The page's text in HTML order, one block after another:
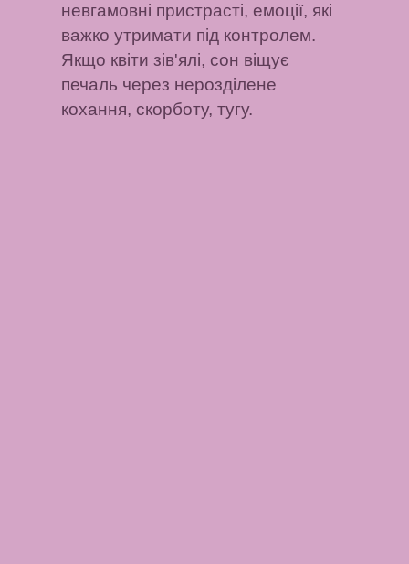
невгамовні пристрасті, емоції, які
важко утримати під контролем.
Якщо квіти зів'ялі, сон віщує
печаль через нерозділене
кохання, скорботу, тугу.